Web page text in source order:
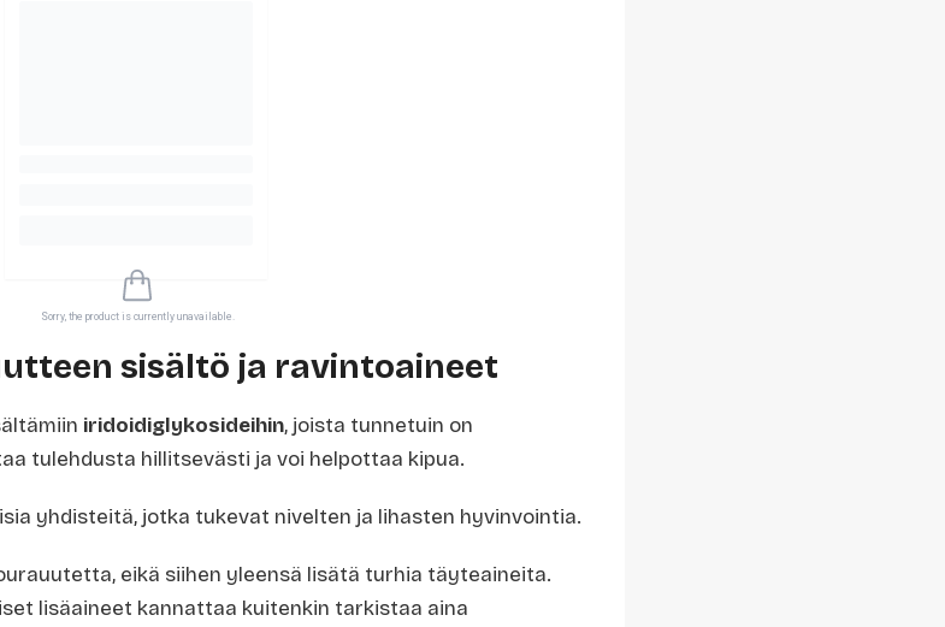
Sorry, the product is currently unavailable.
sisältö ja ravintoaineet
iridoidiglykosideihin, joista tunnetuin on
tulehdusta hillitsevästi ja voi helpottaa kipua.
yhdisteitä, jotka tukevat nivelten ja lihasten hyvinvointia.
eikä siihen yleensä lisätä turhia täyteaineita.
lisäaineet kannattaa kuitenkin tarkistaa aina